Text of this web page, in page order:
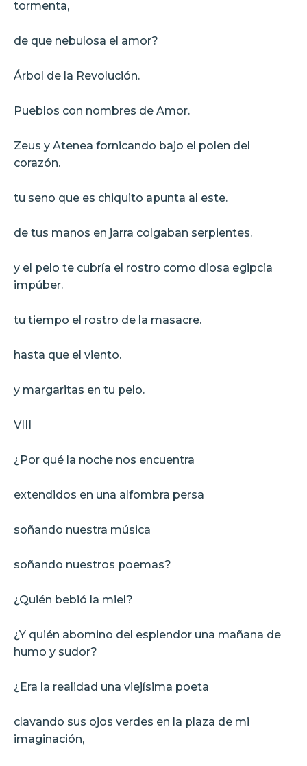
tormenta,
de que nebulosa el amor?
Árbol de la Revolución.
Pueblos con nombres de Amor.
Zeus y Atenea fornicando bajo el polen del
corazón.
tu seno que es chiquito apunta al este.
de tus manos en jarra colgaban serpientes.
y el pelo te cubría el rostro como diosa egipcia
impúber.
tu tiempo el rostro de la masacre.
hasta que el viento.
y margaritas en tu pelo.
VIII
¿Por qué la noche nos encuentra
extendidos en una alfombra persa
soñando nuestra música
soñando nuestros poemas?
¿Quién bebió la miel?
¿Y quién abomino del esplendor una mañana de
humo y sudor?
¿Era la realidad una viejísima poeta
clavando sus ojos verdes en la plaza de mi
imaginación,